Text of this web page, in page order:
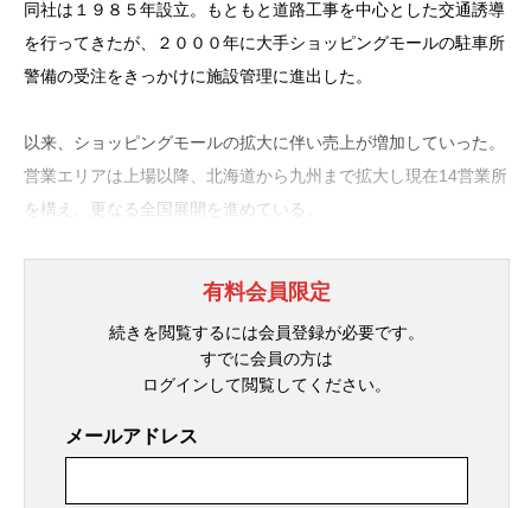
同社は１９８５年設立。もともと道路工事を中心とした交通誘導
を行ってきたが、２０００年に大手ショッピングモールの駐車所
警備の受注をきっかけに施設管理に進出した。
以来、ショッピングモールの拡大に伴い売上が増加していった。
営業エリアは上場以降、北海道から九州まで拡大し現在14営業所
を構え、更なる全国展開を進めている。
有料会員限定
続きを閲覧するには会員登録が必要です。
すでに会員の方は
ログインして閲覧してください。
メールアドレス